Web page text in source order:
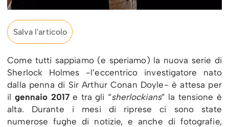
Salva l'articolo
Come tutti sappiamo (e speriamo) la nuova serie di
Sherlock Holmes -l’eccentrico investigatore nato
dalla penna di Sir Arthur Conan Doyle- è attesa per
il gennaio 2017e tra gli “sherlockians” la tensione è
alta. Durante i mesi di riprese ci sono state
numerose fughe di notizie, e anche di fotografie,